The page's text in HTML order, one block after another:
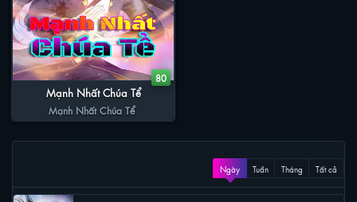
80
Mạnh Nhất Chúa Tể
Mạnh Nhất Chúa Tể
Ngày Tuần Tháng Tất cả